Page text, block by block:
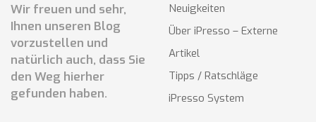
Wir freuen und sehr,
Ihnen unseren Blog
vorzustellen und
natürlich auch, dass Sie
den Weg hierher
gefunden haben.
Neuigkeiten
Über iPresso – Externe
Artikel
Tipps / Ratschläge
iPresso System